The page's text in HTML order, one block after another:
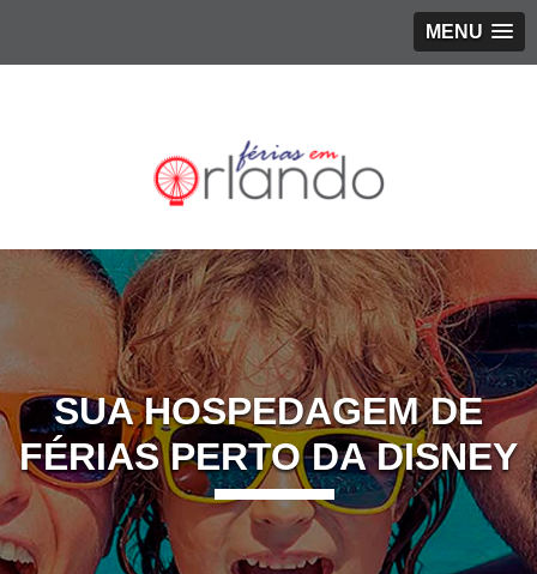
MENU
SUA HOSPEDAGEM DE
FÉRIAS PERTO DA DISNEY